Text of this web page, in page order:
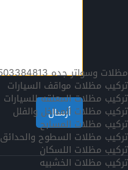
مظلات وسواتر جده 0503384813
تركيب مظلات مواقف السيارات
تركيب مظلات المعلقه للسيارات
تركيب مظلات المداخل والفلل
تركيب مظلات المسابح
تركيب مظلات السطوح والحدائق
تركيب مظلات اللسكان
تركيب مظلات الخشبيه